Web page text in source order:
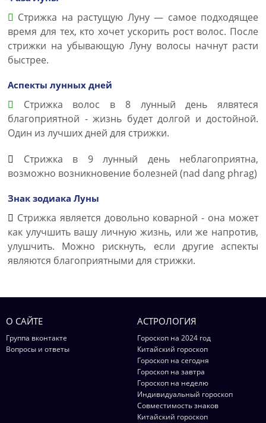
Стрижка на растущую Луну — самое подходящее
время для тех, кто хочет ускорить рост волос. После
стрижки на убывающую Луну волосы начнут расти
быстрее.
Аспекты лунных дней
Стрижка волос в 8 лунный день ялвятеся
благоприятной - жизнь будет долгой и достойной.
Один из лучших дней для стрижки.
Стрижка в 9 лунный день неблагоприятна,
возможно возникновение болезней (nad dang phrag)
Знак зодиака Луны
Стрижка является довольно коварной - она может
как улучшить вашу личную жизнь, или же напротив,
улушчить. Можно рискнуть, если другие аспекты
являются благоприятными для стрижки.
О САЙТЕ
Группа вконтакте
Вопросы и ответы
АСТРОЛОГИЯ
Гороскоп на 2024 год
Китайский гороскоп
Гороскоп на сегодня
Гороскоп на завтра
Гороскоп на неделю
Индивидуальный гороскоп
Совместимость знаков
Китайский гороскоп